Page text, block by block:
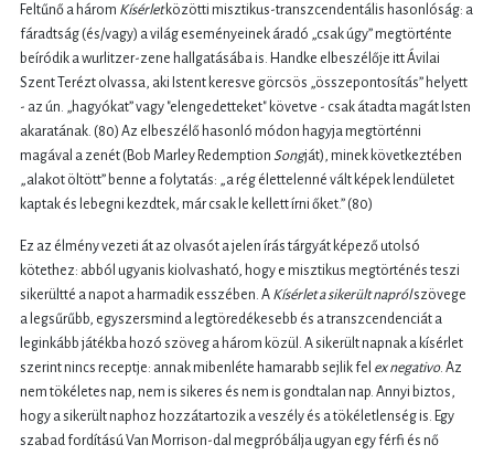
Feltűnő a három Kísérletközötti misztikus-transzcendentális hasonlóság: a
fáradtság (és/vagy) a világ eseményeinek áradó „csak úgy” megtörténte
beíródik a wurlitzer-zene hallgatásába is. Handke elbeszélője itt Ávilai
Szent Terézt olvassa, aki Istent keresve görcsös „összepontosítás” helyett
- az ún. „hagyókat” vagy "elengedetteket" követve - csak átadta magát Isten
akaratának. (80) Az elbeszélő hasonló módon hagyja megtörténni
magával a zenét (Bob Marley Redemption Songját), minek következtében
„alakot öltött” benne a folytatás: „a rég élettelenné vált képek lendületet
kaptak és lebegni kezdtek, már csak le kellett írni őket.” (80)
Ez az élmény vezeti át az olvasót a jelen írás tárgyát képező utolsó
kötethez: abból ugyanis kiolvasható, hogy e misztikus megtörténés teszi
sikerültté a napot a harmadik esszében. A Kísérlet a sikerült naprólszövege
a legsűrűbb, egyszersmind a legtöredékesebb és a transzcendenciát a
leginkább játékba hozó szöveg a három közül. A sikerült napnak a kísérlet
szerint nincs receptje: annak mibenléte hamarabb sejlik fel ex negativo. Az
nem tökéletes nap, nem is sikeres és nem is gondtalan nap. Annyi biztos,
hogy a sikerült naphoz hozzátartozik a veszély és a tökéletlenség is. Egy
szabad fordítású Van Morrison-dal megpróbálja ugyan egy férfi és nő